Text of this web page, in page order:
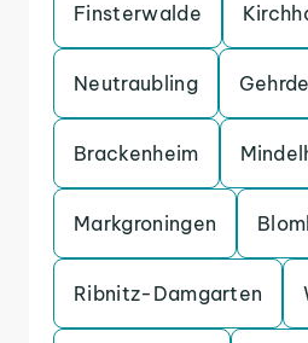
Finsterwalde
Neutraubling
Brackenheim
Markgroningen
Ribnitz-Damgarten